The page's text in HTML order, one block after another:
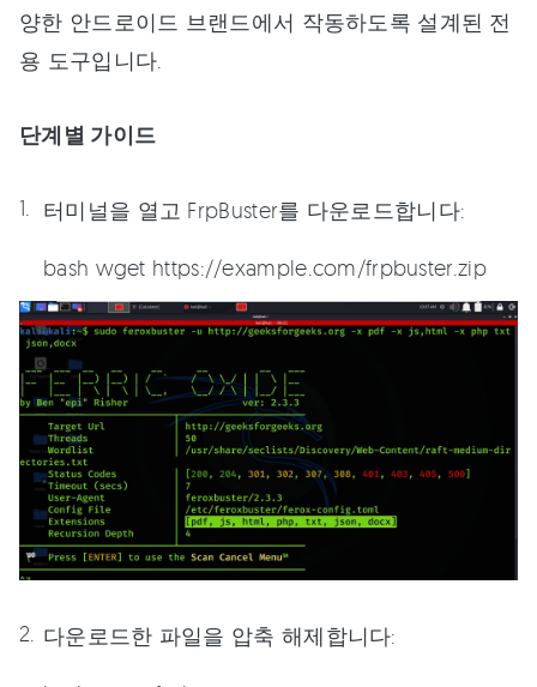
양한 안드로이드 브랜드에서 작동하도록 설계된 전
용 도구입니다.
단계별 가이드
터미널을 열고 FrpBuster를 다운로드합니다:
bash wget https://example.com/frpbuster.zip
다운로드한 파일을 압축 해제합니다: